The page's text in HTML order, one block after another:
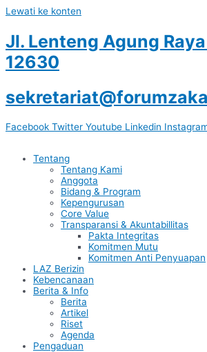
Lewati ke konten
Jl. Lenteng Agung
12630
Facebook Twitter Youtube Linkedin
Tentang
Tentang Kami
Anggota
Bidang & Program
Kepengurusan
Core Value
Transparansi & Akuntabillitas
Pakta Integritas
Komitmen Mutu
Komitmen Anti Penyuapan
LAZ Berizin
Kebencanaan
Berita & Info
Berita
Artikel
Riset
Agenda
Pengaduan